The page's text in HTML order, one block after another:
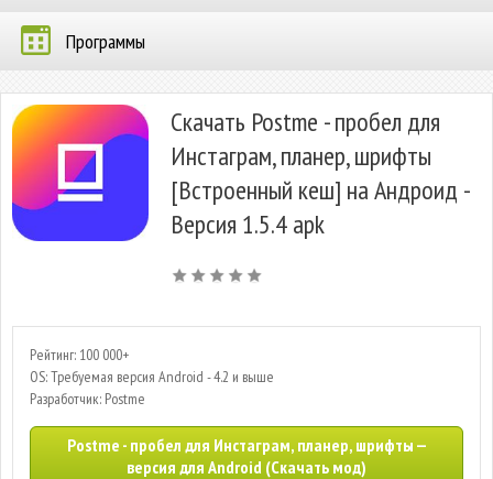
Программы
Скачать Postme - пробел для
Инстаграм, планер, шрифты
[Встроенный кеш] на Андроид -
Версия 1.5.4 apk
Рейтинг: 100 000+
OS: Требуемая версия Android - 4.2 и выше
Разработчик: Postme
Postme - пробел для Инстаграм, планер, шрифты —
версия для Android (Скачать мод)